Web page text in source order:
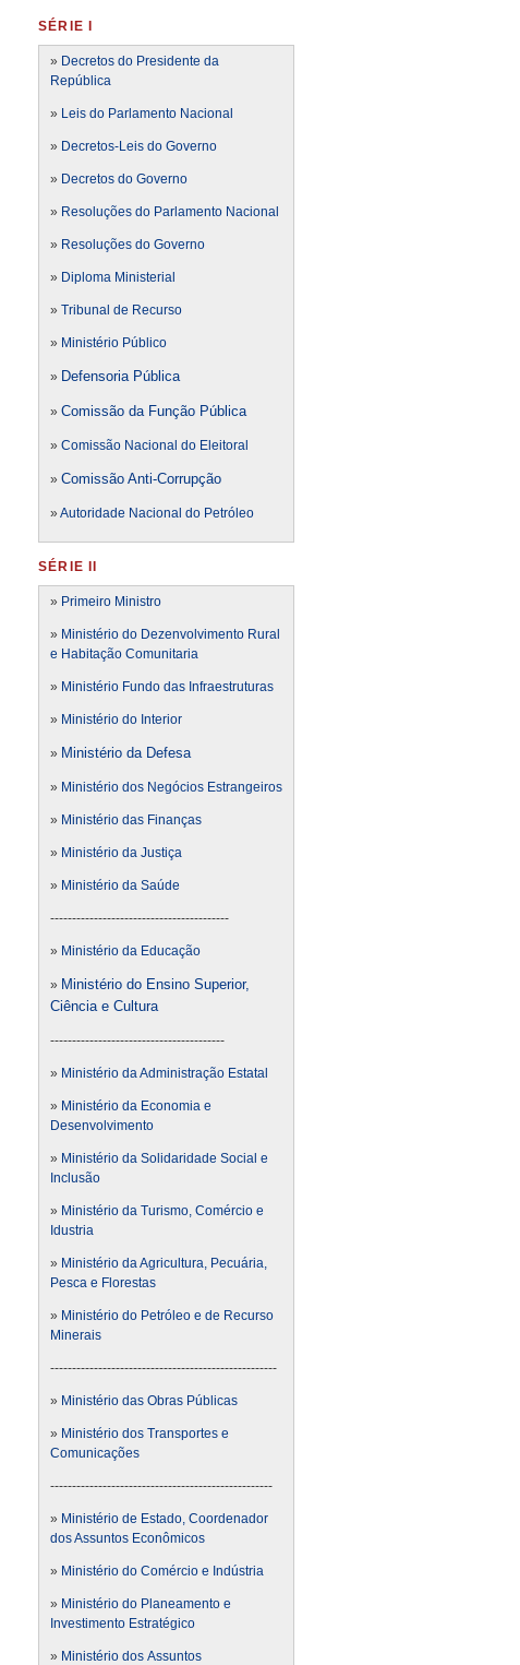
SÉRIE I
» Decretos do Presidente da
República
» Leis do Parlamento Nacional
» Decretos-Leis do Governo
» Decretos do Governo
» Resoluções do Parlamento Nacional
» Resoluções do Governo
» Diploma Ministerial
» Tribunal de Recurso
» Ministério Público
» Defensoria Pública
» Comissão da Função Pública
» Comissão Nacional do Eleitoral
» Comissão Anti-Corrupção
» Autoridade Nacional do Petróleo
SÉRIE II
» Primeiro Ministro
» Ministério do Dezenvolvimento Rural
e Habitação Comunitaria
» Ministério Fundo das Infraestruturas
» Ministério do Interior
» Ministério da Defesa
» Ministério dos Negócios Estrangeiros
» Ministério das Finanças
» Ministério da Justiça
» Ministério da Saúde
-----------------------------------------
» Ministério da Educação
» Ministério do Ensino Superior,
Ciência e Cultura
----------------------------------------
» Ministério da Administração Estatal
» Ministério da Economia e
Desenvolvimento
» Ministério da Solidaridade Social e
Inclusão
» Ministério da Turismo, Comércio e
Idustria
» Ministério da Agricultura, Pecuária,
Pesca e Florestas
» Ministério do Petróleo e de Recurso
Minerais
----------------------------------------------------
» Ministério das Obras Públicas
» Ministério dos Transportes e
Comunicações
---------------------------------------------------
» Ministério de Estado, Coordenador
dos Assuntos Econômicos
» Ministério do Comércio e Indústria
» Ministério do Planeamento e
Investimento Estratégico
» Ministério dos Assuntos